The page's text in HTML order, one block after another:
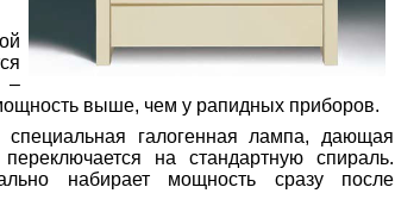
–
выше, чем у рапидных приборов.
специальная галогенная лампа, дающая
на стандартную спираль.
набирает мощность сразу после